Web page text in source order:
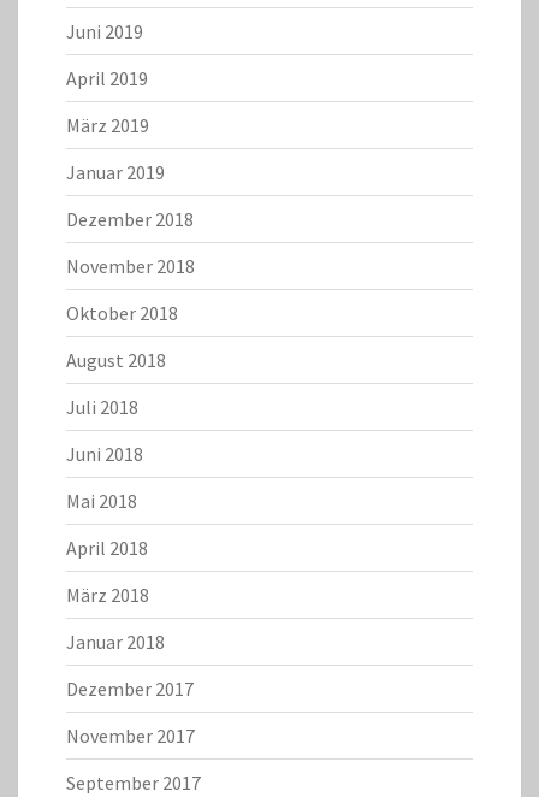
Juni 2019
April 2019
März 2019
Januar 2019
Dezember 2018
November 2018
Oktober 2018
August 2018
Juli 2018
Juni 2018
Mai 2018
April 2018
März 2018
Januar 2018
Dezember 2017
November 2017
September 2017